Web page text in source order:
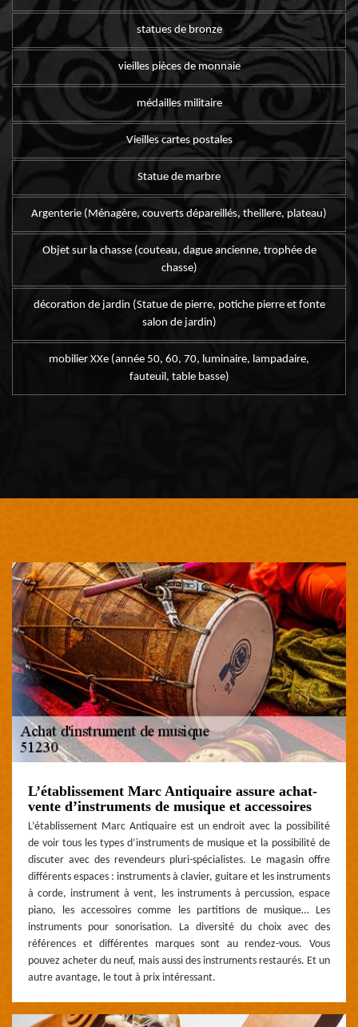
statues de bronze
vieilles pièces de monnaie
médailles militaire
Vieilles cartes postales
Statue de marbre
Argenterie (Ménagère, couverts dépareillés, theillere, plateau)
Objet sur la chasse (couteau, dague ancienne, trophée de
chasse)
décoration de jardin (Statue de pierre, potiche pierre et fonte
salon de jardin)
mobilier XXe (année 50, 60, 70, luminaire, lampadaire,
fauteuil, table basse)
L’établissement Marc Antiquaire assure achat-
vente d’instruments de musique et accessoires
L’établissement Marc Antiquaire est un endroit avec la possibilité
de voir tous les types d’instruments de musique et la possibilité de
discuter avec des revendeurs pluri-spécialistes. Le magasin offre
différents espaces : instruments à clavier, guitare et les instruments
à corde, instrument à vent, les instruments à percussion, espace
piano, les accessoires comme les partitions de musique… Les
instruments pour sonorisation. La diversité du choix avec des
références et différentes marques sont au rendez-vous. Vous
pouvez acheter du neuf, mais aussi des instruments restaurés. Et un
autre avantage, le tout à prix intéressant.